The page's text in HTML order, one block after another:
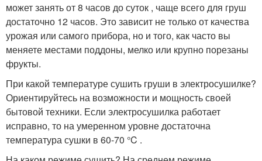
может занять от 8 часов до суток , чаще всего для груш
достаточно 12 часов. Это зависит не только от качества
урожая или самого прибора, но и того, как часто вы
меняете местами поддоны, мелко или крупно порезаны
фрукты.
При какой температуре сушить груши в электросушилке?
Ориентируйтесь на возможности и мощность своей
бытовой техники. Если электросушилка работает
исправно, то на умеренном уровне достаточна
температура сушки в 60-70 °C .